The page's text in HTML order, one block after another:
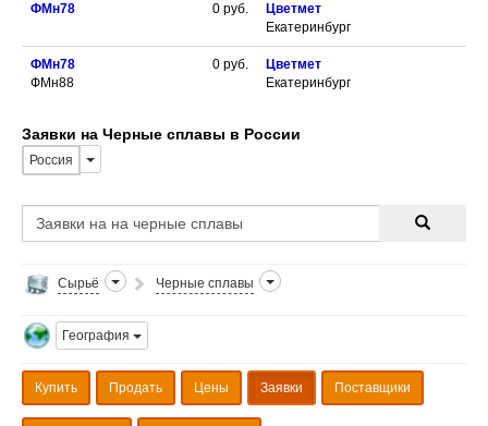
ФМн78 0 руб.
Цветмет
Екатеринбург
ФМн78
ФМн88
0 руб.
Цветмет
Екатеринбург
Заявки на Черные сплавы в России
Россия
Сырьё Черные сплавы
География
Купить Продать Цены Заявки Поставщики